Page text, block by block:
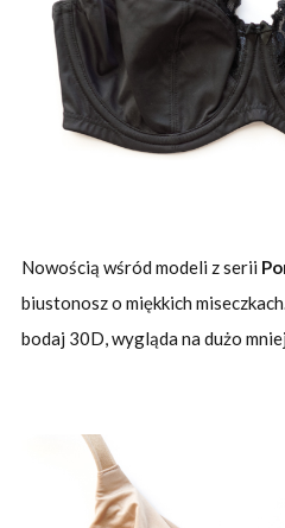
Nowością wśród modeli z serii
biustonosz o miękkich
bodaj 30D, wygląda na dużo